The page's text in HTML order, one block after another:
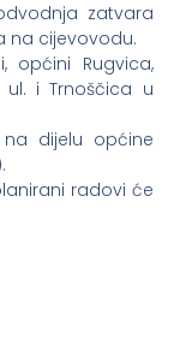
zatvara
na cijevovodu.
općini Rugvica,
ul. i Trnoščica u
dijelu općine
radovi će